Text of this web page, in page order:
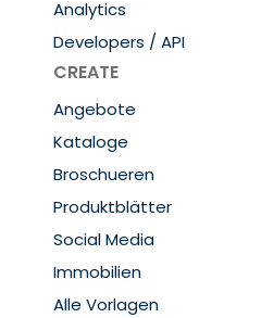
Analytics
Developers / API
CREATE
Angebote
Kataloge
Broschueren
Produktblätter
Social Media
Immobilien
Alle Vorlagen